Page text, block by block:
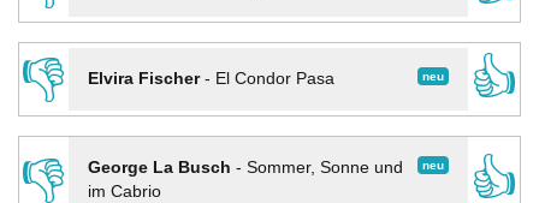
👎
neu
Elvira Fischer- El Condor Pasa
👍
👎
neu
George La Busch - Sommer, Sonne und
im Cabrio
👍